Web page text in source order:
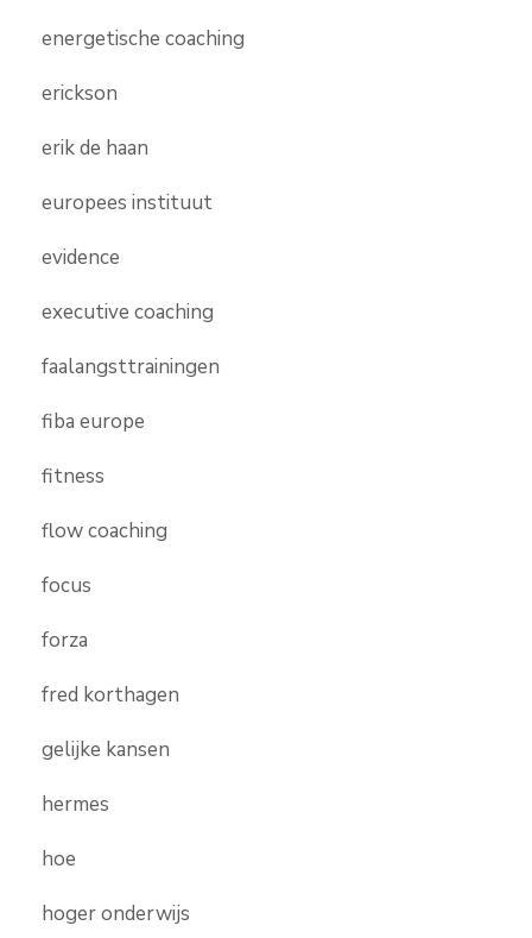
energetische coaching
erickson
erik de haan
europees instituut
evidence
executive coaching
faalangsttrainingen
fiba europe
fitness
flow coaching
focus
forza
fred korthagen
gelijke kansen
hermes
hoe
hoger onderwijs